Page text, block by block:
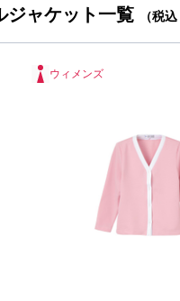
ジャケット一覧 （税
ウィメンズ